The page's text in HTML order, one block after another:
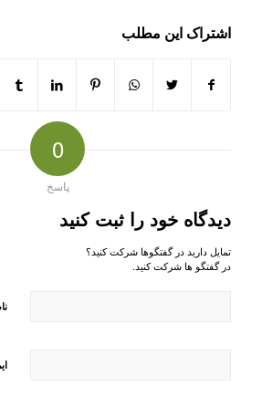
اشتراک این مطلب
0
پاسخ
دیدگاه خود را ثبت کنید
تمایل دارید در گفتگوها شرکت کنید؟
در گفتگو ها شرکت کنید.